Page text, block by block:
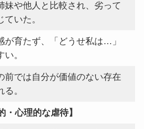
妹や他人と比較され、劣って
ていた。
が育たず、「どうせ私は…」
い。
前では自分が価値のない存在
。
・心理的な虐待】